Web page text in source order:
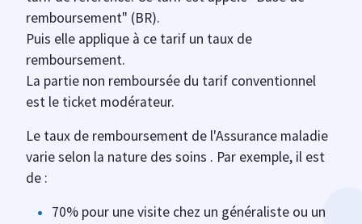
remboursement" (BR).
Puis elle applique à ce tarif un taux de
remboursement.
La partie non remboursée du tarif conventionnel
est le ticket modérateur.
Le taux de remboursement de l'Assurance maladie
varie selon la nature des soins . Par exemple, il est
de :
70% pour une visite chez un généraliste ou un